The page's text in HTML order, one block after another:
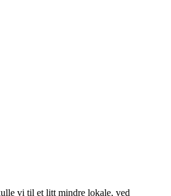
vi til et litt mindre lokale, ved